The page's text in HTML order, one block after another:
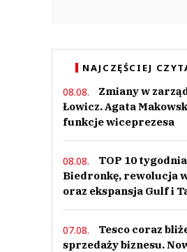
NAJCZĘŚCIEJ
08.08.
Zmiany w
Łowicz. Agata
funkcje wiceprezesa
08.08.
TOP 10
Biedronkę, rewolucja
oraz ekspansja Gulf i
07.08.
Tesco coraz
sprzedaży biznesu.